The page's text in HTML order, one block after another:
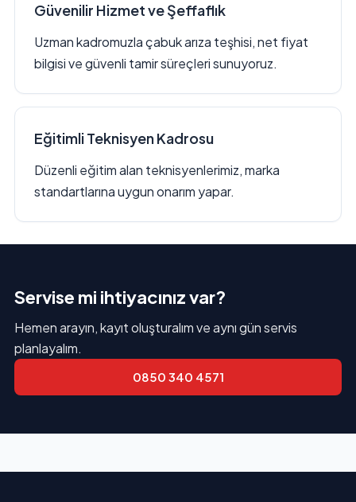
Güvenilir Hizmet ve Şeffaflık
Uzman kadromuzla çabuk arıza teşhisi, net fiyat
bilgisi ve güvenli tamir süreçleri sunuyoruz.
Eğitimli Teknisyen Kadrosu
Düzenli eğitim alan teknisyenlerimiz, marka
standartlarına uygun onarım yapar.
Servise mi ihtiyacınız var?
Hemen arayın, kayıt oluşturalım ve aynı gün servis
planlayalım.
0850 340 4571